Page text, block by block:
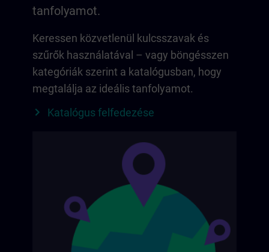
tanfolyamot.
Keressen közvetlenül kulcsszavak és
szűrők használatával – vagy böngésszen
kategóriák szerint a katalógusban, hogy
megtalálja az ideális tanfolyamot.
Katalógus felfedezése